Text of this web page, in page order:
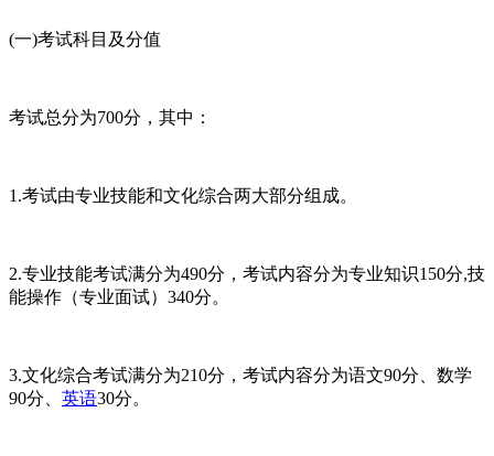
(一)考试科目及分值
考试总分为700分，其中：
1.考试由专业技能和文化综合两大部分组成。
2.专业技能考试满分为490分，考试内容分为专业知识150分,技
能操作（专业面试）340分。
3.文化综合考试满分为210分，考试内容分为语文90分、数学
90分、 英语30分。